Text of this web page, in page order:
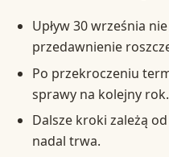
Upływ 30 września
przedawnienie
Po przekroczeniu
sprawy na kolejny rok.
Dalsze kroki zależą
nadal trwa.